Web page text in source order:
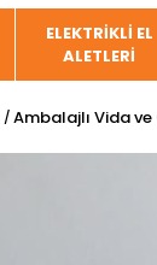
ELEKTRİKLİ EL
ALETLERİ
Ambalajlı Vida